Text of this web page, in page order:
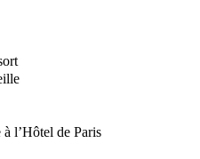
l’Hôtel de Paris